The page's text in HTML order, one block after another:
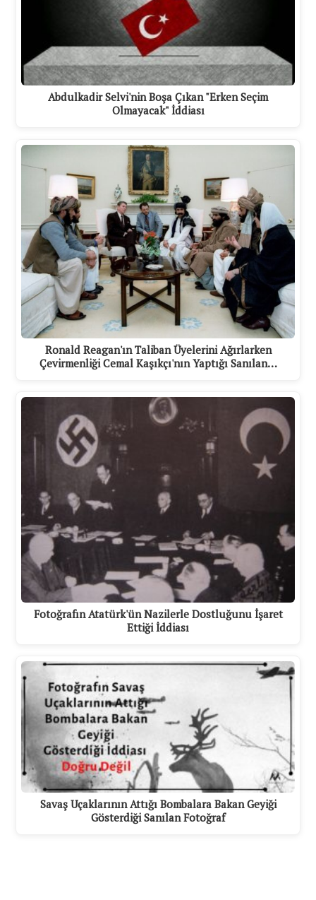
Abdulkadir Selvi'nin Boşa Çıkan "Erken Seçim
Olmayacak" İddiası
Ronald Reagan'ın Taliban Üyelerini Ağırlarken
Çevirmenliği Cemal Kaşıkçı'nın Yaptığı Sanılan…
Fotoğrafın Atatürk'ün Nazilerle Dostluğunu İşaret
Ettiği İddiası
Savaş Uçaklarının Attığı Bombalara Bakan Geyiği
Gösterdiği Sanılan Fotoğraf